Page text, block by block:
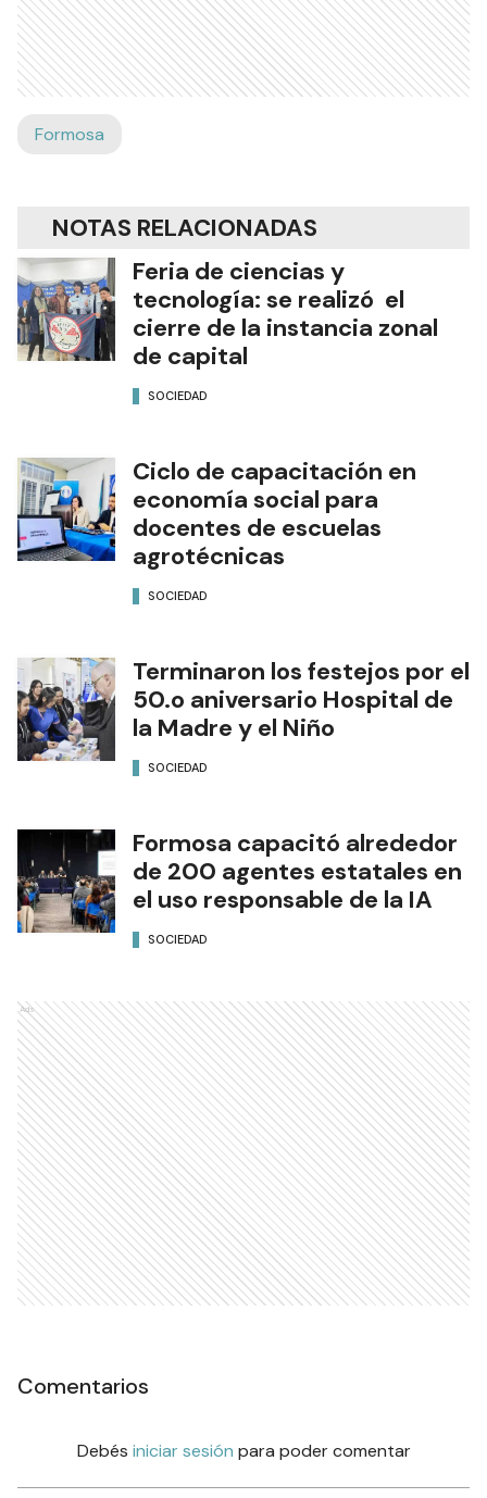
Formosa
NOTAS RELACIONADAS
Feria de ciencias y
tecnología: se realizó el
cierre de la instancia zonal
de capital
SOCIEDAD
Ciclo de capacitación en
economía social para
docentes de escuelas
agrotécnicas
SOCIEDAD
Terminaron los festejos por el
50.o aniversario Hospital de
la Madre y el Niño
SOCIEDAD
Formosa capacitó alrededor
de 200 agentes estatales en
el uso responsable de la IA
SOCIEDAD
Ads
Comentarios
Debés iniciar sesión para poder comentar